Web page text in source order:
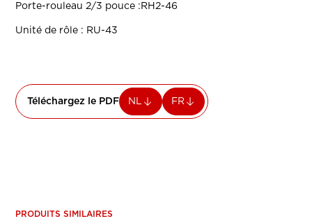
Porte-rouleau 2/3 pouce :RH2-46
Unité de rôle : RU-43
Téléchargez le PDF NL FR
PRODUITS SIMILAIRES